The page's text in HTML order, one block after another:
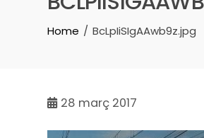
Home BcLpIiSIgAAwb9z.jpg
28 març 2017